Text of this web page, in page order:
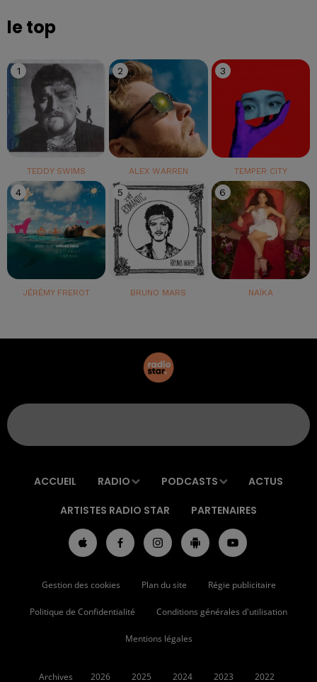
le top
1
TEDDY SWIMS
2
ALEX WARREN
3
TEMPER CITY
4
JÉRÉMY FREROT
5
BRUNO MARS
6
NAÏKA
ACCUEIL RADIO PODCASTS ACTUS
ARTISTES RADIO STAR PARTENAIRES
Gestion des cookies Plan du site Régie publicitaire
Politique de Confidentialité Conditions générales d'utilisation
Mentions légales
Archives 2026 2025 2024 2023 2022